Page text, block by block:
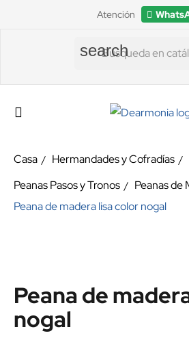
Atención
search
Casa
Hermandades y Cofradías
Peanas Pasos y Tronos
Peanas de
Peana de madera lisa color nogal
Peana de
nogal